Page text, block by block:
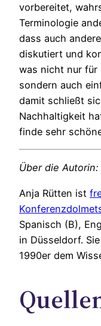
vorbereitet,
Terminologie
dass auch
diskutiert und
was nicht nur für
sondern auch
damit schließt
Nachhaltigkeit
finde sehr
Über die Autorin:
Anja Rütten ist
Spanisch (B),
in Düsseldorf.
1990er dem